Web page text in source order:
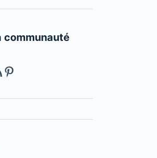
communauté
RSS
Pinterest